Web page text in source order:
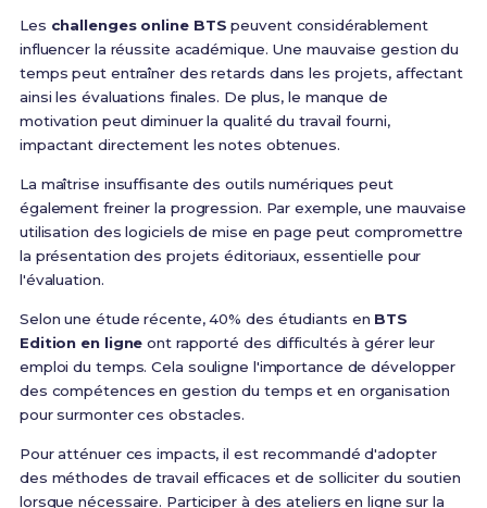
Les challenges online BTS peuvent considérablement
influencer la réussite académique. Une mauvaise gestion du
temps peut entraîner des retards dans les projets, affectant
ainsi les évaluations finales. De plus, le manque de
motivation peut diminuer la qualité du travail fourni,
impactant directement les notes obtenues.
La maîtrise insuffisante des outils numériques peut
également freiner la progression. Par exemple, une mauvaise
utilisation des logiciels de mise en page peut compromettre
la présentation des projets éditoriaux, essentielle pour
l'évaluation.
Selon une étude récente, 40% des étudiants en BTS
Edition en ligne ont rapporté des difficultés à gérer leur
emploi du temps. Cela souligne l'importance de développer
des compétences en gestion du temps et en organisation
pour surmonter ces obstacles.
Pour atténuer ces impacts, il est recommandé d'adopter
des méthodes de travail efficaces et de solliciter du soutien
lorsque nécessaire. Participer à des ateliers en ligne sur la